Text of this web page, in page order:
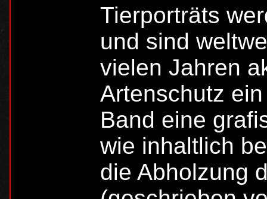
Tierporträts
und sind
vielen Jahren
Artenschutz
Band eine
wie inhaltlich
die Abholzung